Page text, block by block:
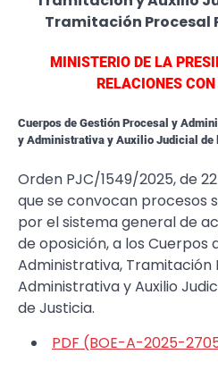
Tramitación Procesal
MINISTERIO DE LA
RELACIONES
Cuerpos de Gestión Procesal y
y Administrativa y Auxilio Judicial
Orden PJC/1549/2025, de
que se convocan procesos
por el sistema general de
de oposición, a los Cuerpos
Administrativa, Tramitación
Administrativa y Auxilio
de Justicia.
PDF (BOE-A-2025-